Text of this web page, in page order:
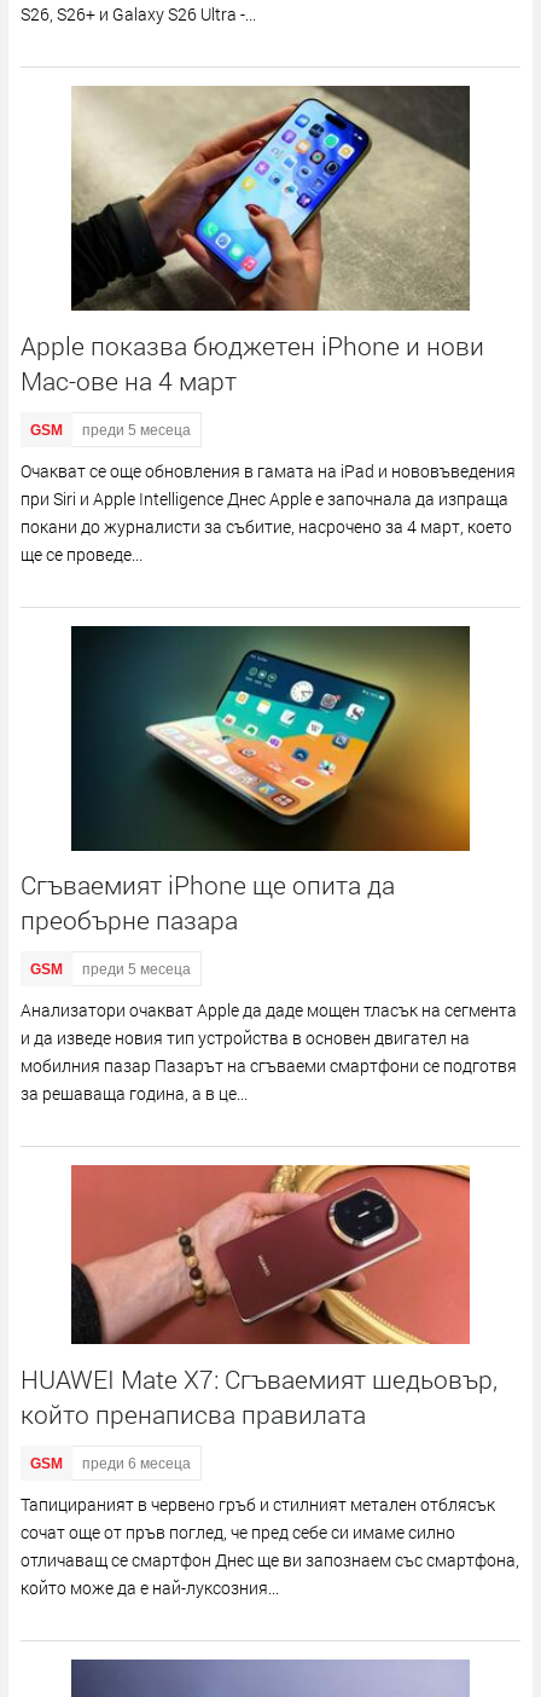
S26, S26+ и Galaxy S26 Ultra -...
Apple показва бюджетен iPhone и нови
Mac-ове на 4 март
GSM преди 5 месеца
Очакват се още обновления в гамата на iPad и нововъведения
при Siri и Apple Intelligence Днес Apple е започнала да изпраща
покани до журналисти за събитие, насрочено за 4 март, което
ще се проведе...
Сгъваемият iPhone ще опита да
преобърне пазара
GSM преди 5 месеца
Анализатори очакват Apple да даде мощен тласък на сегмента
и да изведе новия тип устройства в основен двигател на
мобилния пазар Пазарът на сгъваеми смартфони се подготвя
за решаваща година, а в це...
HUAWEI Mate X7: Сгъваемият шедьовър,
който пренаписва правилата
GSM преди 6 месеца
Тапицираният в червено гръб и стилният метален отблясък
сочат още от пръв поглед, че пред себе си имаме силно
отличаващ се смартфон Днес ще ви запознаем със смартфона,
който може да е най-луксозния...